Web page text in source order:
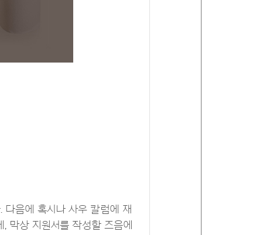
음에 혹시나 사우 칼럼에 재
막상 지원서를 작성할 즈음에